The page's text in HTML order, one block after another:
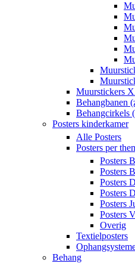
Muurstickers
Behangbanen
Behangcirkels
Posters kinderkamer
Alle Posters
Posters per
Posters
Posters
Posters
Posters
Posters
Posters
Overig
Textielposters
Behang